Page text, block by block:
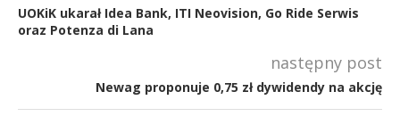
UOKiK ukarał Idea Bank, ITI Neovision, Go Ride Serwis
oraz Potenza di Lana
następny post
Newag proponuje 0,75 zł dywidendy na akcję